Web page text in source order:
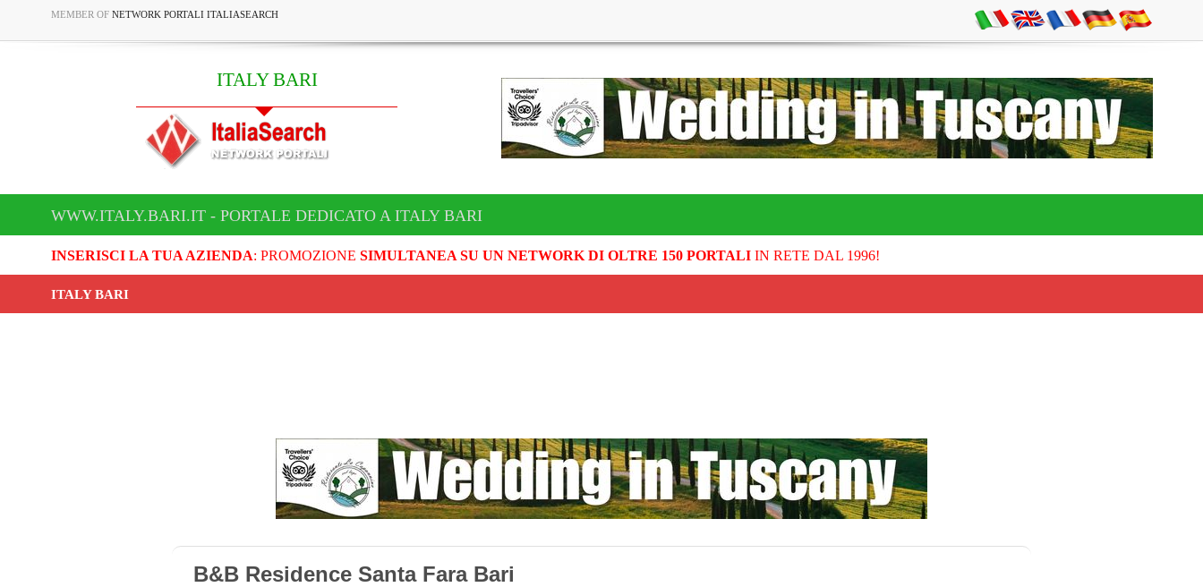
MEMBER OF NETWORK PORTALI ITALIASEARCH
ITALY BARI
WWW.ITALY.BARI.IT - PORTALE DEDICATO A ITALY BARI
INSERISCI LA TUA AZIENDA: PROMOZIONE SIMULTANEA SU UN NETWORK DI OLTRE 150 PORTALIIN RETE DAL 1996!
ITALY BARI
B&B Residence Santa Fara Bari